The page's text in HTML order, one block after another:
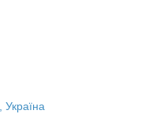
Україна